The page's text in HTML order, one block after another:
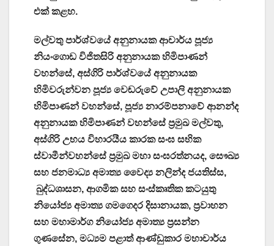
එක් කළහ.
මල්වතු පාර්ශ්වයේ අනුනායක ආචාර්ය පූජ්‍ය
නියංගොඩ විජිතසිරි අනුනායක හිමිපාණන්
වහන්සේ, අස්ගිරි පාර්ශ්වයේ අනුනායක
හිමිවරුන්වන පූජ්‍ය වෙඬරුවේ උපාලි අනුනායක
හිමිපාණන් වහන්සේ, පූජ්‍ය නාරම්පනාවේ ආනන්ද
අනුනායක හිමිපාණන් වහන්සේ ප්‍රමුඛ මල්වතු,
අස්ගිරි උභය විහාරයීය කාරක සංඝ සභික
ස්වාමීන්වහන්සේ ප්‍රමුඛ මහා සංඝරත්නයද, සෞඛ්‍ය
සහ ජනමාධ්‍ය අමාත්‍ය වෛද්‍ය නලින්ද ජයතිස්ස,
බුද්ධශාසන, ආගමික සහ සංස්කෘතික කටයුතු
නියෝජ්‍ය අමාත්‍ය ගමගෙදර දිසානායක, ප්‍රවාහන
සහ මහාමාර්ග නියෝජ්‍ය අමාත්‍ය ප්‍රසන්න
ගුණසේන, මධ්‍යම පළාත් ආණ්ඩුකාර මහාචාර්ය